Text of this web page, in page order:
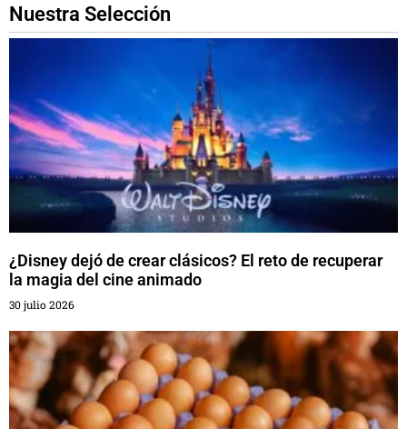
Nuestra Selección
¿Disney dejó de crear clásicos? El reto de recuperar
la magia del cine animado
30 julio 2026